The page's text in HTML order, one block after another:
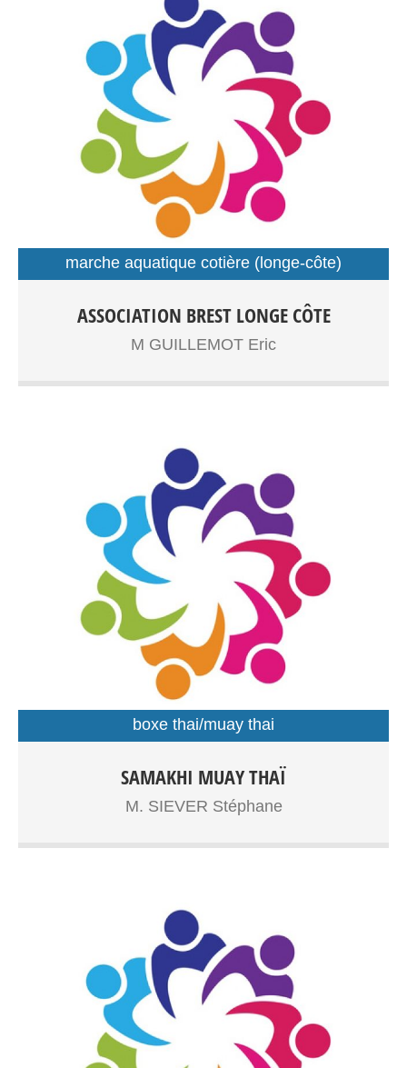
Longe côte adultes,senior Sport santé Entrainements:
Plage du Moulin Blanc
marche aquatique cotière (longe-côte)
ASSOCIATION BREST LONGE CÔTE
M GUILLEMOT Eric
Boxe Thaïlandaise à partir de 7ans, adolescents, adultes
Entrainements: Gymnase Dupouy
boxe thai/muay thai
SAMAKHI MUAY THAÏ
M. SIEVER Stéphane